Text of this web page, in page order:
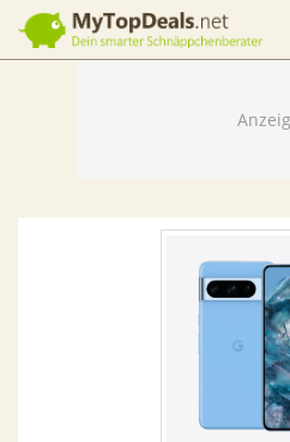
Dein smarter Schnäppchenberater